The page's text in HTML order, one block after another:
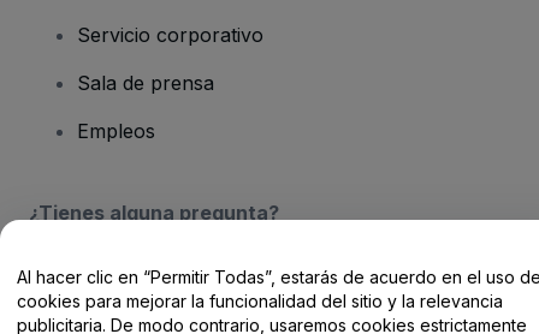
Servicio corporativo
Sala de prensa
Empleos
¿Tienes alguna pregunta?
Centro de Ayuda / Contacto
Al hacer clic en “Permitir Todas”, estarás de acuerdo en el uso
cookies para mejorar la funcionalidad del sitio y la relevancia
publicitaria. De modo contrario, usaremos cookies estrictamente